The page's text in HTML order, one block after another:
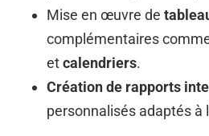
Mise en œuvre de
complémentaires
etcalendriers.
Création de rapports
personnalisés adaptés à